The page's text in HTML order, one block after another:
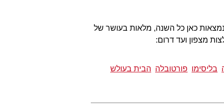
כאן כל השנה, מלאות בעושר של
מצפון ועד דרום:
בליסימו פורטובלה הבית בעולש